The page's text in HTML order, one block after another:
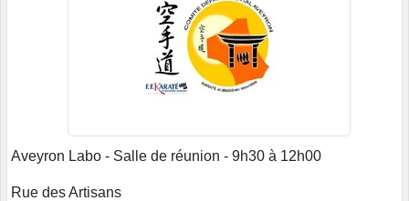
Aveyron Labo - Salle de réunion - 9h30 à 12h00
Rue des Artisans